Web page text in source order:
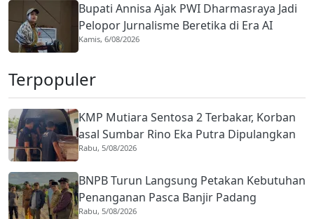
Bupati Annisa Ajak PWI Dharmasraya Jadi
Pelopor Jurnalisme Beretika di Era AI
Kamis, 6/08/2026
Terpopuler
KMP Mutiara Sentosa 2 Terbakar, Korban
asal Sumbar Rino Eka Putra Dipulangkan
ke Agam
Rabu, 5/08/2026
BNPB Turun Langsung Petakan Kebutuhan
Penanganan Pasca Banjir Padang
Rabu, 5/08/2026